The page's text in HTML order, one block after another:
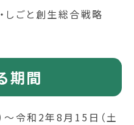
しごと創生総合戦略
期間
～令和2年8月15日（土